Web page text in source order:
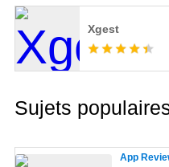
Xgest
Sujets
App